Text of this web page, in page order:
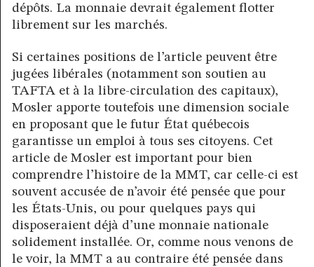
dépôts. La monnaie devrait également flotter
librement sur les marchés.
Si certaines positions de l’article peuvent être
jugées libérales (notamment son soutien au
TAFTA et à la libre-circulation des capitaux),
Mosler apporte toutefois une dimension sociale
en proposant que le futur État québecois
garantisse un emploi à tous ses citoyens. Cet
article de Mosler est important pour bien
comprendre l’histoire de la MMT, car celle-ci est
souvent accusée de n’avoir été pensée que pour
les États-Unis, ou pour quelques pays qui
disposeraient déjà d’une monnaie nationale
solidement installée. Or, comme nous venons de
le voir, la MMT a au contraire été pensée dans